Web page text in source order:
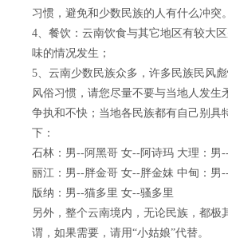
习惯，避免和少数民族的人有什么冲突。
4、餐饮：云南饮食与其它地区有较大
味的情况发生；
5、云南少数民族众多，许多民族民风
风俗习惯，请您尽量不要与当地人发生
争执和不快；当地各民族都有自己别具
下：
石林：男--阿黑哥 女--阿诗玛 大理：男
丽江：男--胖金哥 女--胖金妹 中甸：男
版纳：男--猫多里 女--骚多里
另外，整个云南境内，无论民族，都极
谓，如果需要，请用“小姑娘”代替。